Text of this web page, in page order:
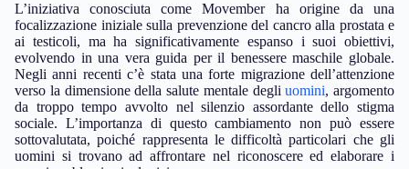
L’iniziativa conosciuta come Movember ha origine da una
focalizzazione iniziale sulla prevenzione del cancro alla prostata e
ai testicoli, ma ha significativamente espanso i suoi obiettivi,
evolvendo in una vera guida per il benessere maschile globale.
Negli anni recenti c’è stata una forte migrazione dell’attenzione
verso la dimensione della salute mentale degliuomini, argomento
da troppo tempo avvolto nel silenzio assordante dello stigma
sociale. L’importanza di questo cambiamento non può essere
sottovalutata, poiché rappresenta le difficoltà particolari che gli
uomini si trovano ad affrontare nel riconoscere ed elaborare i